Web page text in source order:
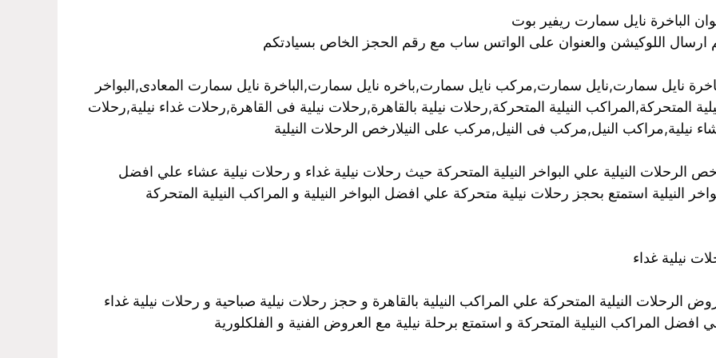
الباخرة نايل سمارت ريفير بوت
ارسال اللوكيشن والعنوان على الواتس ساب مع رقم الحجز الخاص بسيادتكم
نايل سمارت,نايل سمارت,مركب نايل سمارت,باخره نايل سمارت,الباخرة نايل سمارت المعادى,البواخر
المتحركة,المراكب النيلية المتحركة,رحلات نيلية بالقاهرة,رحلات نيلية فى القاهرة,رحلات غداء نيلية,رحلات
نيلية,مراكب النيل,مركب فى النيل,مركب على النيلارخص الرحلات النيلية
الرحلات النيلية علي البواخر النيلية المتحركة حيث رحلات نيلية غداء و رحلات نيلية عشاء علي افضل
النيلية استمتع بحجز رحلات نيلية متحركة علي افضل البواخر النيلية و المراكب النيلية المتحركة
نيلية غداء
الرحلات النيلية المتحركة علي المراكب النيلية بالقاهرة و حجز رحلات نيلية صباحية و رحلات نيلية غداء
افضل المراكب النيلية المتحركة و استمتع برحلة نيلية مع العروض الفنية و الفلكلورية